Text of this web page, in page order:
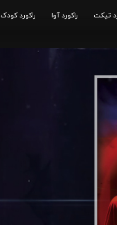
تیکت راکورد آوا راکورد کودک